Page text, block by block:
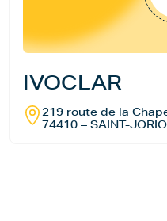
IVOCLAR
219 route de la
74410 – SAINT-